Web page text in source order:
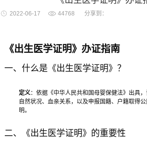
2022-06-17 44768 分享到：
《出生医学证明》办证指南
一、什么是《出生医学证明》？
定义：依据《中华人民共和国母婴保健法》出具，
自然状况、血亲关系，以及申报国籍、户籍取得
明。
二、《出生医学证明》的重要性